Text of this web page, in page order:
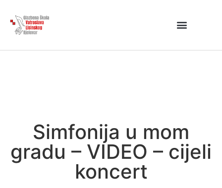
Simfonija u mom
gradu – VIDEO – cijeli
koncert